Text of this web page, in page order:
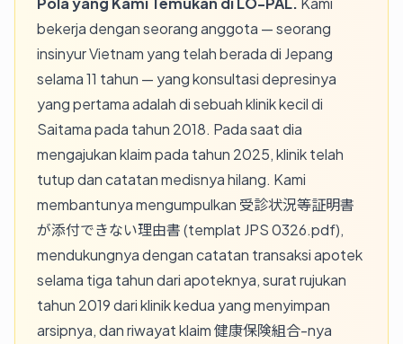
bekerja dengan seorang anggota — seorang
insinyur Vietnam yang telah berada di Jepang
selama 11 tahun — yang konsultasi depresinya
yang pertama adalah di sebuah klinik kecil di
Saitama pada tahun 2018. Pada saat dia
mengajukan klaim pada tahun 2025, klinik telah
tutup dan catatan medisnya hilang. Kami
membantunya mengumpulkan 受診状況等証明書
が添付できない理由書 (templat JPS 0326.pdf),
mendukungnya dengan catatan transaksi apotek
selama tiga tahun dari apoteknya, surat rujukan
tahun 2019 dari klinik kedua yang menyimpan
arsipnya, dan riwayat klaim 健康保険組合-nya